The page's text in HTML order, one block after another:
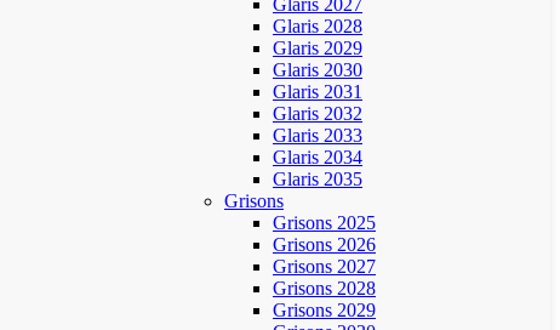
Glaris 2027
Glaris 2028
Glaris 2029
Glaris 2030
Glaris 2031
Glaris 2032
Glaris 2033
Glaris 2034
Glaris 2035
Grisons
Grisons 2025
Grisons 2026
Grisons 2027
Grisons 2028
Grisons 2029